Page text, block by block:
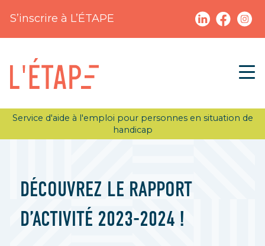
S’inscrire à L’ÉTAPE
Service d'aide à l'emploi pour personnes en situation de
handicap
DÉCOUVREZ LE RAPPORT
D’ACTIVITÉ 2023-2024 !